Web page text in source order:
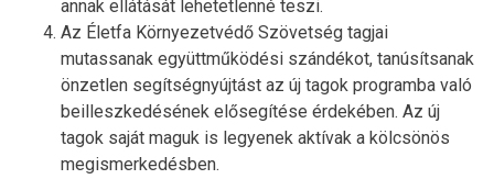
annak ellátását lehetetlenné teszi.
Az Életfa Környezetvédő Szövetség tagjai
mutassanak együttműködési szándékot, tanúsítsanak
önzetlen segítségnyújtást az új tagok programba való
beilleszkedésének elősegítése érdekében. Az új
tagok saját maguk is legyenek aktívak a kölcsönös
megismerkedésben.